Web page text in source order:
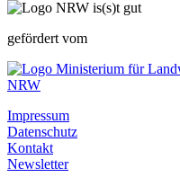
gefördert vom
Impressum
Datenschutz
Kontakt
Newsletter